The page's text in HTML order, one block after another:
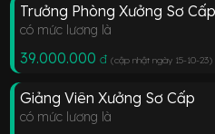
Trưởng Phòng Xưởng Sơ Cấp
có mức lương là
39.000.000 đ (cập nhật ngày 15-10-23)
Giảng Viên Xưởng Sơ Cấp
có mức lương là